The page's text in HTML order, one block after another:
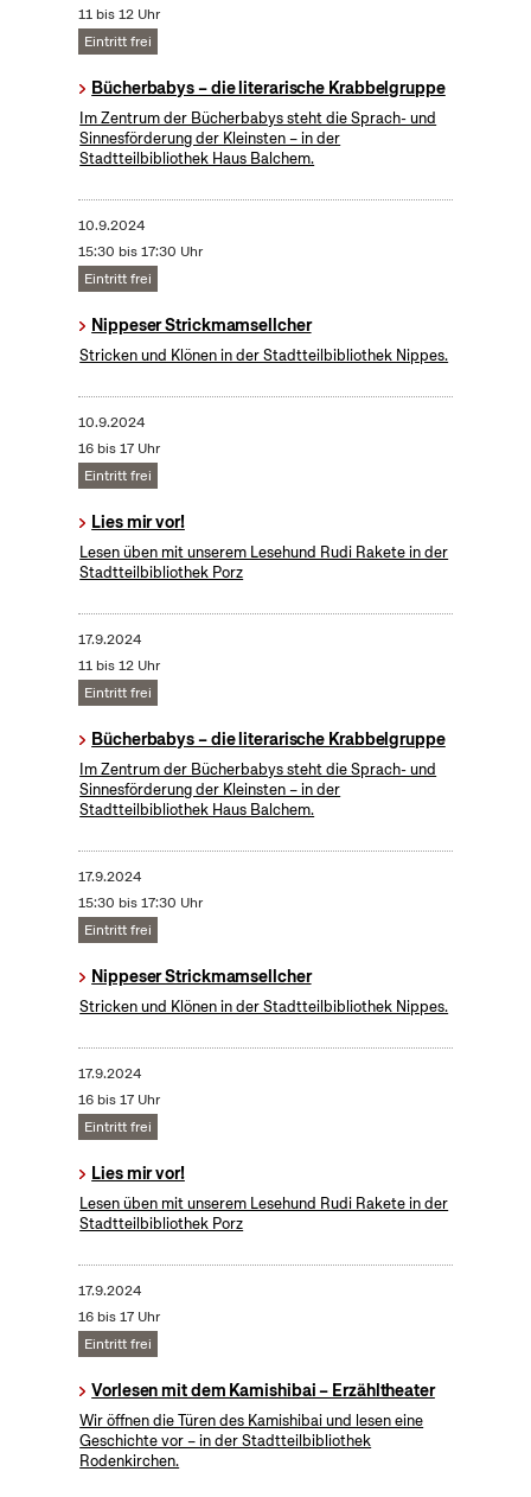
11 bis 12 Uhr
Eintritt frei
Bücherbabys – die literarische Krabbelgruppe
Im Zentrum der Bücherbabys steht die Sprach- und
Sinnesförderung der Kleinsten – in der
Stadtteilbibliothek Haus Balchem.
10.9.2024
15:30 bis 17:30 Uhr
Eintritt frei
Nippeser Strickmamsellcher
Stricken und Klönen in der Stadtteilbibliothek Nippes.
10.9.2024
16 bis 17 Uhr
Eintritt frei
Lies mir vor!
Lesen üben mit unserem Lesehund Rudi Rakete in der
Stadtteilbibliothek Porz
17.9.2024
11 bis 12 Uhr
Eintritt frei
Bücherbabys – die literarische Krabbelgruppe
Im Zentrum der Bücherbabys steht die Sprach- und
Sinnesförderung der Kleinsten – in der
Stadtteilbibliothek Haus Balchem.
17.9.2024
15:30 bis 17:30 Uhr
Eintritt frei
Nippeser Strickmamsellcher
Stricken und Klönen in der Stadtteilbibliothek Nippes.
17.9.2024
16 bis 17 Uhr
Eintritt frei
Lies mir vor!
Lesen üben mit unserem Lesehund Rudi Rakete in der
Stadtteilbibliothek Porz
17.9.2024
16 bis 17 Uhr
Eintritt frei
Vorlesen mit dem Kamishibai – Erzähltheater
Wir öffnen die Türen des Kamishibai und lesen eine
Geschichte vor – in der Stadtteilbibliothek
Rodenkirchen.